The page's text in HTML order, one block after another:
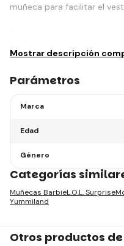
muñeca para facilitar el
Mostrar descripción
Parámetros
Marca
Edad
Género
Categorías
Muñecas BarbieL.O.L. Surprise
Yummiland
Otros productos